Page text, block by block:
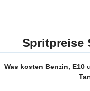
Spritpreise
Was kosten Benzin, E10